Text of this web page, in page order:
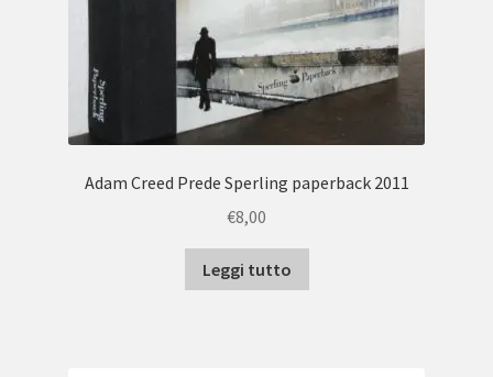
Adam Creed Prede Sperling paperback 2011
€8,00
Leggi tutto